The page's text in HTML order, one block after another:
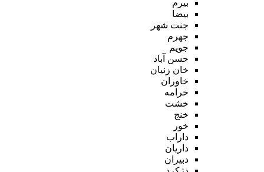
بیرم
بیضا
جنت شهر
جهرم
جویم
حسن آباد
خان زنیان
خاوران
خرامه
خشت
خنج
خور
داراب
داریان
دبیران